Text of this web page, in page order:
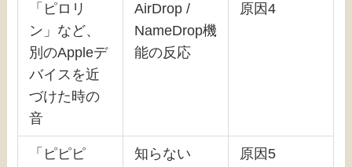
「ピロリ
ン」など、
別のAppleデ
バイスを近
づけた時の
音
AirDrop /
NameDrop機
能の反応
原因4
「ピピピ
知らない
原因5